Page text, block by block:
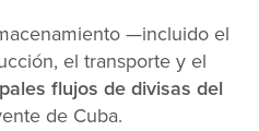
—incluido el
el transporte y el
flujos de divisas del
de Cuba.